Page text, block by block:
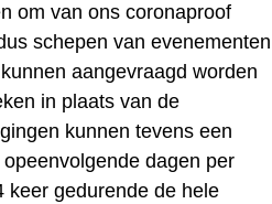
om van ons coronaproof
schepen van evenementen
aangevraagd worden
in plaats van de
kunnen tevens een
dagen per
keer gedurende de hele